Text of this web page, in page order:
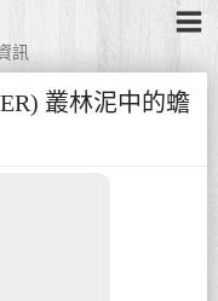
訊
叢林泥中的蟾